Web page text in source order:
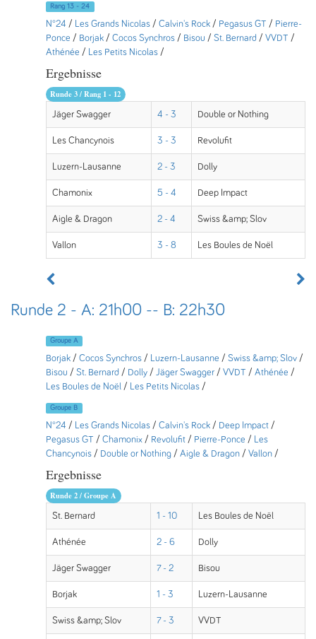
Rang 13 - 24
N°24 / Les Grands Nicolas / Calvin's Rock / Pegasus GT / Pierre-
Ponce / Borjak / Cocos Synchros / Bisou / St. Bernard / VVDT /
Athénée / Les Petits Nicolas /
Ergebnisse
Runde 3 / Rang 1 - 12
Jäger Swagger 4 - 3 Double or Nothing
Les Chancynois 3 - 3 Revolufit
Luzern-Lausanne 2 - 3 Dolly
Chamonix 5 - 4 Deep Impact
Aigle & Dragon 2 - 4 Swiss &amp; Slov
Vallon 3 - 8 Les Boules de Noël
Runde 2 - A: 21h00 -- B: 22h30
Groupe A
Borjak / Cocos Synchros / Luzern-Lausanne / Swiss &amp; Slov /
Bisou / St. Bernard / Dolly / Jäger Swagger / VVDT / Athénée /
Les Boules de Noël / Les Petits Nicolas /
Groupe B
N°24 / Les Grands Nicolas / Calvin's Rock / Deep Impact /
Pegasus GT / Chamonix / Revolufit / Pierre-Ponce / Les
Chancynois / Double or Nothing / Aigle & Dragon / Vallon /
Ergebnisse
Runde 2 / Groupe A
St. Bernard 1 - 10 Les Boules de Noël
Athénée 2 - 6 Dolly
Jäger Swagger 7 - 2 Bisou
Borjak 1 - 3 Luzern-Lausanne
Swiss &amp; Slov 7 - 3 VVDT